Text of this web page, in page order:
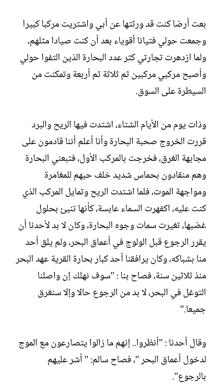
بعت أرضا كنت قد ورثتها عن أبي واشتريت مركبا كبيرا
وجمعت حولي فتيانا أقوياء بعد أن كنت صيادا مثلهم،
ولما ازدهرت تجارتي كثر عدد البحارة الذين التفوا حولي
وأصبح مركبي مركبين ثم ثلاثة ثم أربعة وتمكنت من
السيطرة على السوق.
وذات يوم من الأيام الشتاء، اشتدت فيها الريح والبرد
قررت الخروج صحبة البحارة وأنا أعلم أننا قادمون على
مجابهة الغرق، فخرجت بالمركب الأول، فتبعني البحارة
وهم منقادون بحماس شديد خلف حبهم للمغامرة
ومواجهة الموت، فلما اشتدت الريح وتمايل المركب الذي
كنت عليه، اكفهرت السماء عابسة، كأنها تنبئ بحلول
غضبها، تغيرت سمات وجوه البحارة، وكان لا بد لأحدنا أن
يقرر الرجوع قبل الولوج في أعماق البحر، ولم يلق أحد
منا بشباكه، وكان يرافقنا أحد كبار بحارة القرية عهد البحر
منذ ثلاثين سنة، فصاح بنا : "سوف نهلك إن واصلنا
التوغل في البحر، لا بد من الرجوع حالا وإلا سنغرق
جميعا."
وقال أحدنا : "أنظروا.. إنهم ما زالوا يتصارعون مع الموج
لدخول أعماق البحر "، فصاح سالم: " أشر عليهم
بالرجوع".